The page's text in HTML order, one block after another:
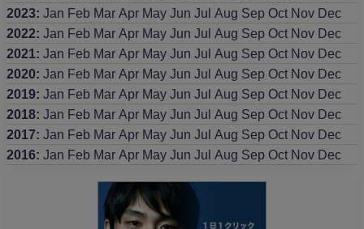
2023: Jan Feb Mar Apr May Jun Jul Aug Sep Oct Nov Dec
2022: Jan Feb Mar Apr May Jun Jul Aug Sep Oct Nov Dec
2021 : Jan Feb Mar Apr May Jun Jul Aug Sep Oct Nov Dec
2020: Jan Feb Mar Apr May Jun Jul Aug Sep Oct Nov Dec
2019: Jan Feb Mar Apr May Jun Jul Aug Sep Oct Nov Dec
2018: Jan Feb Mar Apr May Jun Jul Aug Sep Oct Nov Dec
2017: Jan Feb Mar Apr May Jun Jul Aug Sep Oct Nov Dec
2016: Jan Feb Mar Apr May Jun Jul Aug Sep Oct Nov Dec